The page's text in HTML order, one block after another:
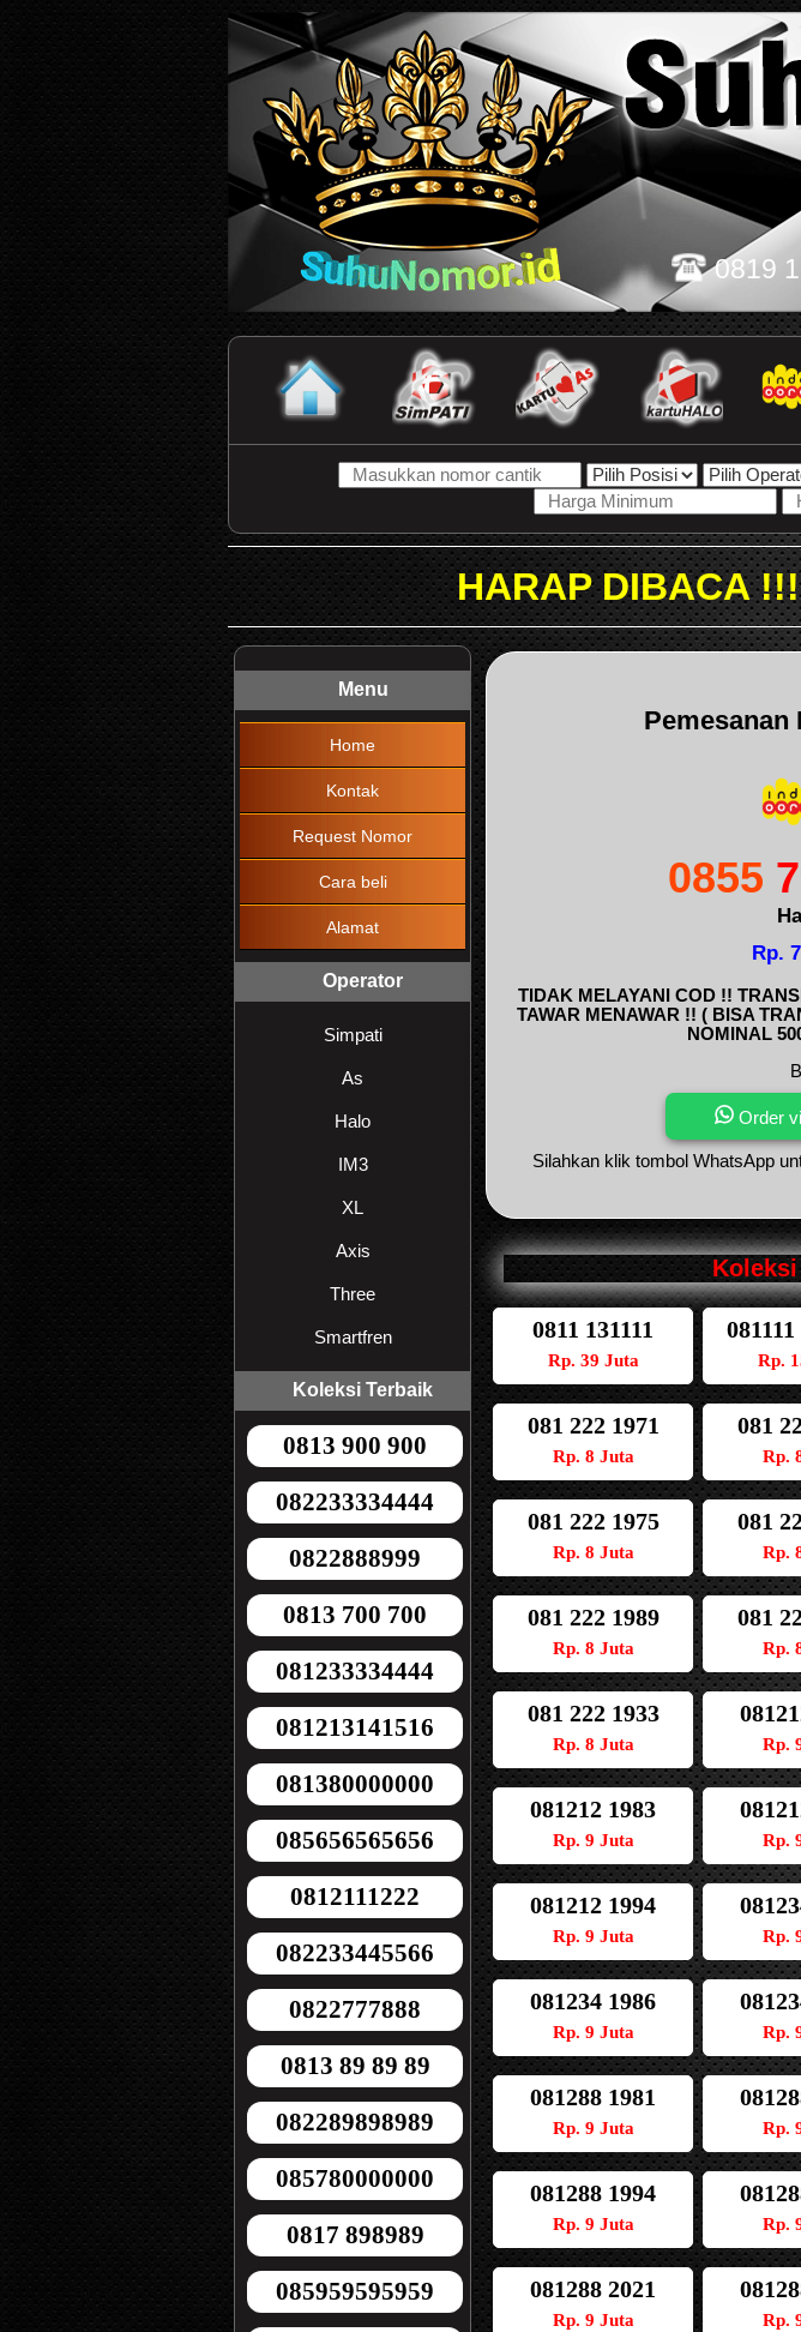
0819
HARAP DIBACA !!! MASUKAN
Menu
Home
Kontak
Request Nomor
Cara beli
Alamat
Operator
Simpati
As
Halo
IM3
XL
Axis
Three
Smartfren
Koleksi Terbaik
0813 900 900
082233334444
0822888999
0813 700 700
081233334444
081213141516
081380000000
085656565656
0812111222
082233445566
0822777888
0813 89 89 89
082289898989
085780000000
0817 898989
085959595959
Pemesanan
0855
Rp.
TIDAK MELAYANI COD !!
TAWAR MENAWAR !! ( BISA
NOMINAL
Order
Silahkan klik tombol WhatsApp
0811 131111
Rp. 39 Juta Rp.
081 222 1971
Rp. 8 Juta
081
Rp.
081 222 1975
Rp. 8 Juta
081
Rp.
081 222 1989
Rp. 8 Juta
081
Rp.
081 222 1933
Rp. 8 Juta Rp.
081212 1983
Rp. 9 Juta Rp.
081212 1994
Rp. 9 Juta Rp.
081234 1986
Rp. 9 Juta Rp.
081288 1981
Rp. 9 Juta Rp.
081288 1994
Rp. 9 Juta Rp.
081288 2021
Rp. 9 Juta Rp.